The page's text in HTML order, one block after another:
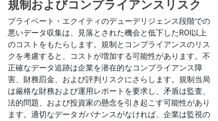
規制およびコンプライアンスリスク
プライベート・エクイティのデューデリジェンス段階での
悪いデータ収集は、見落とされた機会と低下したROI以上
のコストをもたらします。規制とコンプライアンスのリス
クを考慮すると、コストが増加する可能性があります。不
正確なデータ追跡は企業を潜在的なコンプライアンス障
害、財務罰金、および評判リスクにさらします。規制当局
は厳格な財務および運用レポートを要求し、矛盾は監査、
法的問題、および投資家の懸念を引き起こす可能性があり
ます。適切なデータガバナンスがなければ、企業は監視の